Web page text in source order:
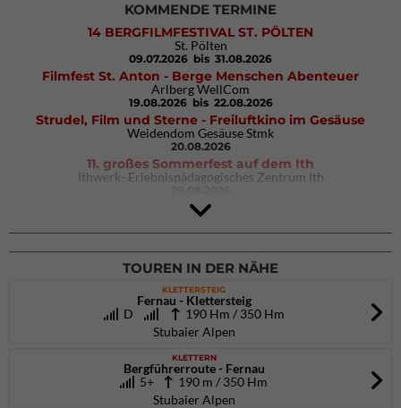
KOMMENDE TERMINE
14 BERGFILMFESTIVAL ST. PÖLTEN
St. Pölten
09.07.2026 bis 31.08.2026
Filmfest St. Anton - Berge Menschen Abenteuer
Arlberg WellCom
19.08.2026 bis 22.08.2026
Strudel, Film und Sterne - Freiluftkino im Gesäuse
Weidendom Gesäuse Stmk
20.08.2026
11. großes Sommerfest auf dem Ith
Ithwerk- Erlebnispädagogisches Zentrum Ith
4Blocs KIDS 2026
DAV Kletter- & Boulderzentrum München Süd (Thalkirchen)
26.09.2026
TOUREN IN DER NÄHE
KLETTERSTEIG
Fernau - Klettersteig
D
190 Hm / 350 Hm
Stubaier Alpen
KLETTERN
Bergführerroute - Fernau
5+
190 m / 350 Hm
Stubaier Alpen